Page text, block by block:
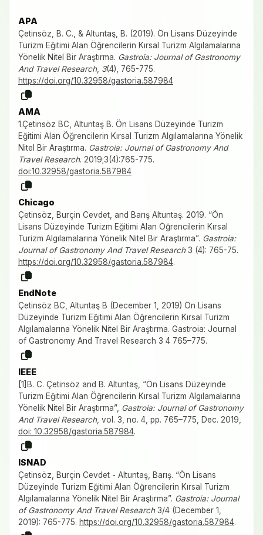
APA
Çetinsöz, B. C., & Altuntaş, B. (2019). Ön Lisans Düzeyinde
Turizm Eğitimi Alan Öğrencilerin Kırsal Turizm Algılamalarına
Yönelik Nitel Bir Araştırma. Gastroia: Journal of Gastronomy
And Travel Research, 3(4), 765-775.
https://doi.org/10.32958/gastoria.587984
AMA
1.Çetinsöz BC, Altuntaş B. Ön Lisans Düzeyinde Turizm
Eğitimi Alan Öğrencilerin Kırsal Turizm Algılamalarına Yönelik
Nitel Bir Araştırma. Gastroia: Journal of Gastronomy And
Travel Research. 2019;3(4):765-775.
doi:10.32958/gastoria.587984
Chicago
Çetinsöz, Burçin Cevdet, and Barış Altuntaş. 2019. “Ön
Lisans Düzeyinde Turizm Eğitimi Alan Öğrencilerin Kırsal
Turizm Algılamalarına Yönelik Nitel Bir Araştırma”. Gastroia:
Journal of Gastronomy And Travel Research3 (4): 765-75.
https://doi.org/10.32958/gastoria.587984.
EndNote
Çetinsöz BC, Altuntaş B (December 1, 2019) Ön Lisans
Düzeyinde Turizm Eğitimi Alan Öğrencilerin Kırsal Turizm
Algılamalarına Yönelik Nitel Bir Araştırma. Gastroia: Journal
of Gastronomy And Travel Research 3 4 765–775.
IEEE
[1]B. C. Çetinsöz and B. Altuntaş, “Ön Lisans Düzeyinde
Turizm Eğitimi Alan Öğrencilerin Kırsal Turizm Algılamalarına
Yönelik Nitel Bir Araştırma”, Gastroia: Journal of Gastronomy
And Travel Research, vol. 3, no. 4, pp. 765–775, Dec. 2019,
doi: 10.32958/gastoria.587984.
ISNAD
Çetinsöz, Burçin Cevdet - Altuntaş, Barış. “Ön Lisans
Düzeyinde Turizm Eğitimi Alan Öğrencilerin Kırsal Turizm
Algılamalarına Yönelik Nitel Bir Araştırma”. Gastroia: Journal
of Gastronomy And Travel Research3/4 (December 1,
2019): 765-775. https://doi.org/10.32958/gastoria.587984.